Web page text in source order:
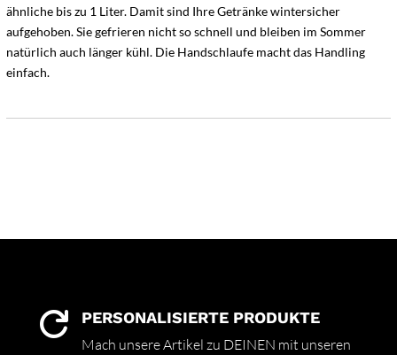
ähnliche bis zu 1 Liter. Damit sind Ihre Getränke wintersicher
aufgehoben. Sie gefrieren nicht so schnell und bleiben im Sommer
natürlich auch länger kühl. Die Handschlaufe macht das Handling
einfach.
 PERSONALISIERTE PRODUKTE
Mach unsere Artikel zu DEINEN mit unseren